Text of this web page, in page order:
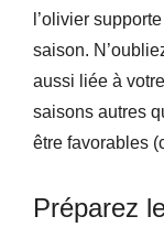
l’olivier
saison.
aussi liée à
saisons autres
être favorables
Préparez